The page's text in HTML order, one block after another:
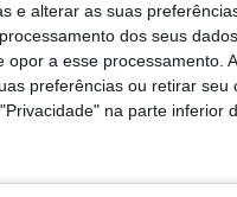
e alterar as suas
dos seus
a esse processamento.
preferências ou retirar seu
na parte inferior
do setore de
estão ainda pouco
ou possíveis